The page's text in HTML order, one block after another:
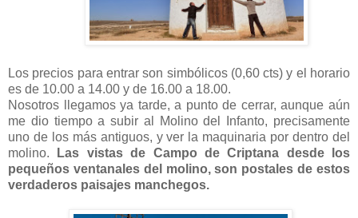
Los precios para entrar son simbólicos (0,60 cts) y el horario
es de 10.00 a 14.00 y de 16.00 a 18.00.
Nosotros llegamos ya tarde, a punto de cerrar, aunque aún
me dio tiempo a subir al Molino del Infanto, precisamente
uno de los más antiguos, y ver la maquinaria por dentro del
molino.
Las vistas de Campo de Criptana desde los
pequeños ventanales del molino, son postales de estos
verdaderos paisajes manchegos.